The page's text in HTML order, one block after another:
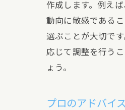
作成します。例え
動向に敏感である
選ぶことが大切で
応じて調整を行う
ょう。
プロのアドバイ